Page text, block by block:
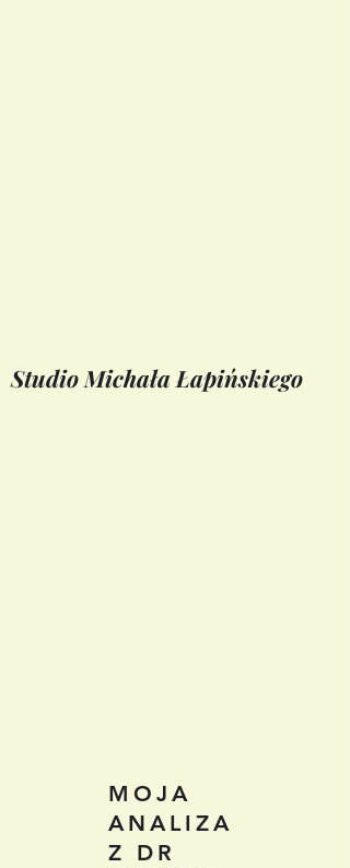
Studio Michała Łapińskiego
MOJA
ANALIZA
Z DR